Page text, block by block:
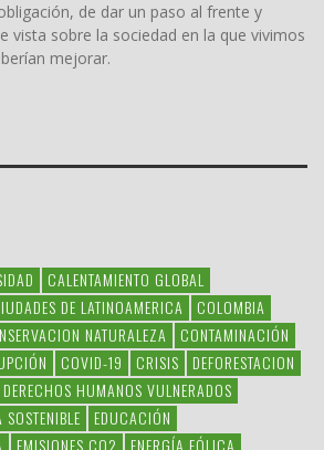
de dar un paso al frente y
vista sobre la sociedad en la que vivimos
mejorar.
CALENTAMIENTO GLOBAL
DE LATINOAMERICA
COLOMBIA
NATURALEZA
CONTAMINACIÓN
COVID-19 CRISIS
DEFORESTACION
DERECHOS HUMANOS VULNERADOS
EDUCACIÓN
EMISIONES CO2 ENERGÍA EÓLICA